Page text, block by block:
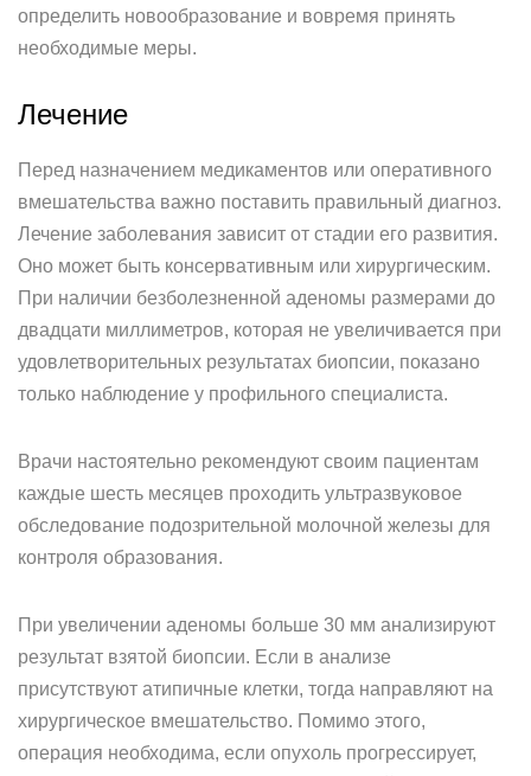
определить новообразование и вовремя принять
необходимые меры.
Лечение
Перед назначением медикаментов или оперативного
вмешательства важно поставить правильный диагноз.
Лечение заболевания зависит от стадии его развития.
Оно может быть консервативным или хирургическим.
При наличии безболезненной аденомы размерами до
двадцати миллиметров, которая не увеличивается при
удовлетворительных результатах биопсии, показано
только наблюдение у профильного специалиста.
Врачи настоятельно рекомендуют своим пациентам
каждые шесть месяцев проходить ультразвуковое
обследование подозрительной молочной железы для
контроля образования.
При увеличении аденомы больше 30 мм анализируют
результат взятой биопсии. Если в анализе
присутствуют атипичные клетки, тогда направляют на
хирургическое вмешательство. Помимо этого,
операция необходима, если опухоль прогрессирует,